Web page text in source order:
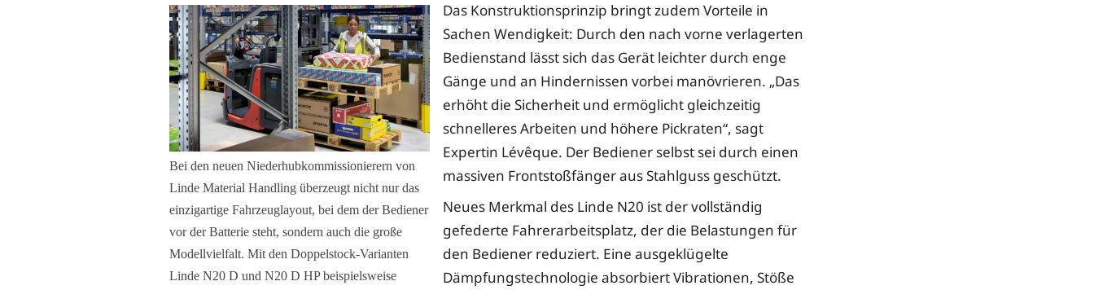
Bei den neuen Niederhubkommissionierern von
Linde Material Handling überzeugt nicht nur das
einzigartige Fahrzeuglayout, bei dem der Bediener
vor der Batterie steht, sondern auch die große
Modellvielfalt. Mit den Doppelstock-Varianten
Linde N20 D und N20 D HP beispielsweise
Das Konstruktionsprinzip bringt zudem Vorteile in
Sachen Wendigkeit: Durch den nach vorne verlagerten
Bedienstand lässt sich das Gerät leichter durch enge
Gänge und an Hindernissen vorbei manövrieren. „Das
erhöht die Sicherheit und ermöglicht gleichzeitig
schnelleres Arbeiten und höhere Pickraten“, sagt
Expertin Lévêque. Der Bediener selbst sei durch einen
massiven Frontstoßfänger aus Stahlguss geschützt.
Neues Merkmal des Linde N20 ist der vollständig
gefederte Fahrerarbeitsplatz, der die Belastungen für
den Bediener reduziert. Eine ausgeklügelte
Dämpfungstechnologie absorbiert Vibrationen, Stöße